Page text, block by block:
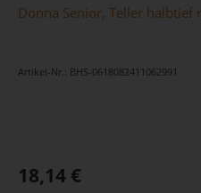
Donna Senior, Teller
Artikel-Nr.: BHS-0618082411062991
18,14 €